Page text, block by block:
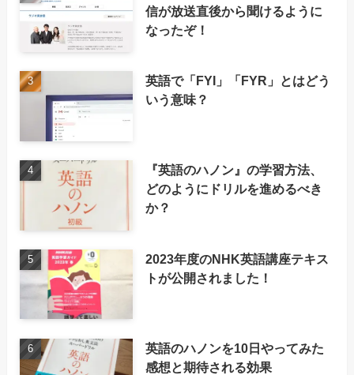
信が放送直後から聞けるように
なったぞ！
英語で「FYI」「FYR」とはどう
いう意味？
『英語のハノン』の学習方法、
どのようにドリルを進めるべき
か？
2023年度のNHK英語講座テキス
トが公開されました！
英語のハノンを10日やってみた
感想と期待される効果